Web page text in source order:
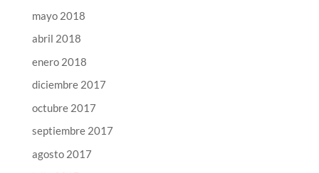
mayo 2018
abril 2018
enero 2018
diciembre 2017
octubre 2017
septiembre 2017
agosto 2017